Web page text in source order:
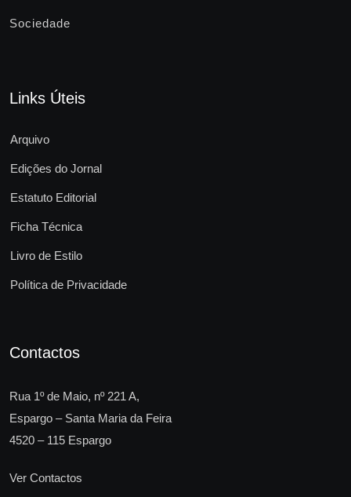
Sociedade
Links Úteis
Arquivo
Edições do Jornal
Estatuto Editorial
Ficha Técnica
Livro de Estilo
Política de Privacidade
Contactos
Rua 1º de Maio, nº 221 A,
Espargo – Santa Maria da Feira
4520 – 115 Espargo
Ver Contactos